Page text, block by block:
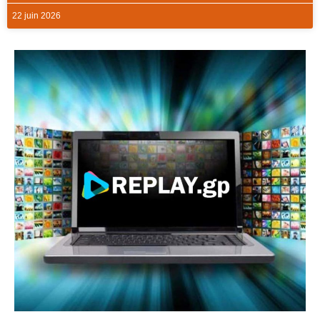
22 juin 2026